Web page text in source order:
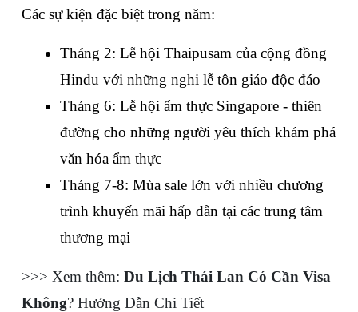
Các sự kiện đặc biệt trong năm:
Tháng 2: Lễ hội Thaipusam của cộng đồng
Hindu với những nghi lễ tôn giáo độc đáo
Tháng 6: Lễ hội ẩm thực Singapore - thiên
đường cho những người yêu thích khám phá
văn hóa ẩm thực
Tháng 7-8: Mùa sale lớn với nhiều chương
trình khuyến mãi hấp dẫn tại các trung tâm
thương mại
>>> Xem thêm: Du Lịch Thái Lan Có Cần Visa
Không? Hướng Dẫn Chi Tiết